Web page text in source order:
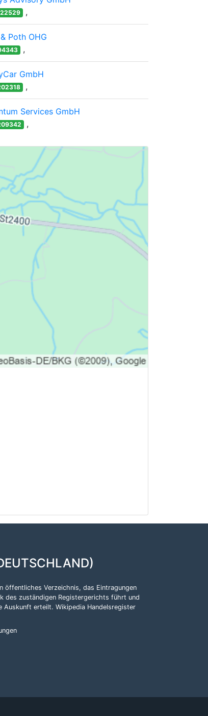
,
Poth OHG
,
GmbH
,
Services GmbH
,
öffentliches Verzeichnis, das Eintragungen
des zuständigen Registergerichts führt und
Auskunft erteilt. Wikipedia Handelsregister